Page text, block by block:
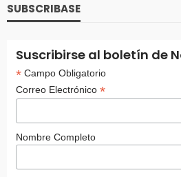
SUBSCRIBASE
Suscribirse al boletín de
*Campo Obligatorio
Correo Electrónico *
Nombre Completo